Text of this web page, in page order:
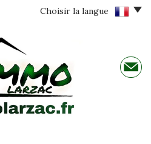
Choisir la langue